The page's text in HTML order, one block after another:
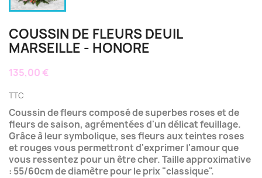
COUSSIN DE FLEURS DEUIL
MARSEILLE - HONORE
135,00 €
TTC
Coussin de fleurs composé de superbes roses et de
fleurs de saison, agrémentées d'un délicat feuillage.
Grâce à leur symbolique, ses fleurs aux teintes roses
et rouges vous permettront d'exprimer l'amour que
vous ressentez pour un être cher. Taille approximative
: 55/60cm de diamètre pour le prix "classique".